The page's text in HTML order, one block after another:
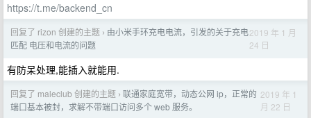
https://t.me/backend_cn
回复了 rizon 创建的主题 › 由小米手环充电电流，引发的关于充电
匹配 电压和电流的问题
2019 年 1 月
24 日
有防呆处理,能插入就能用.
回复了 maleclub 创建的主题 › 联通家庭宽带，动态公网 ip，正常的
端口基本被封，求解不带端口访问多个 web 服务。
2019 年 1
月 22 日